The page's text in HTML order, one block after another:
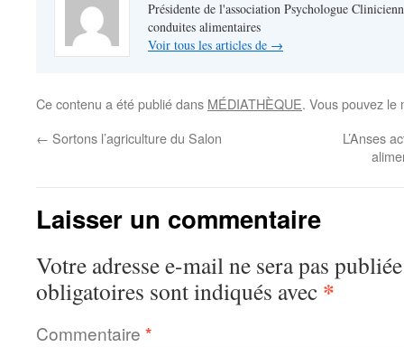
Présidente de l'association Psychologue
conduites alimentaires
Voir tous les articles de →
Ce contenu a été publié dans MÉDIATHÈQUE. Vous pouvez
← Sortons l’agriculture du Salon
L’Anses
Laisser un commentaire
Votre adresse e-mail ne sera pas
obligatoires sont indiqués avec *
Commentaire *